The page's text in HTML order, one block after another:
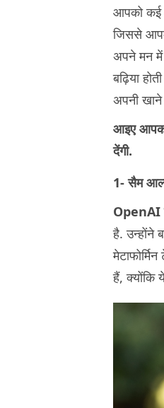
आपको कई
जिससे
अपने मन में
बढ़िया
अपनी
आइए
देंगी.
1- सैम
OpenAI
है. उन्होंने
हैं,